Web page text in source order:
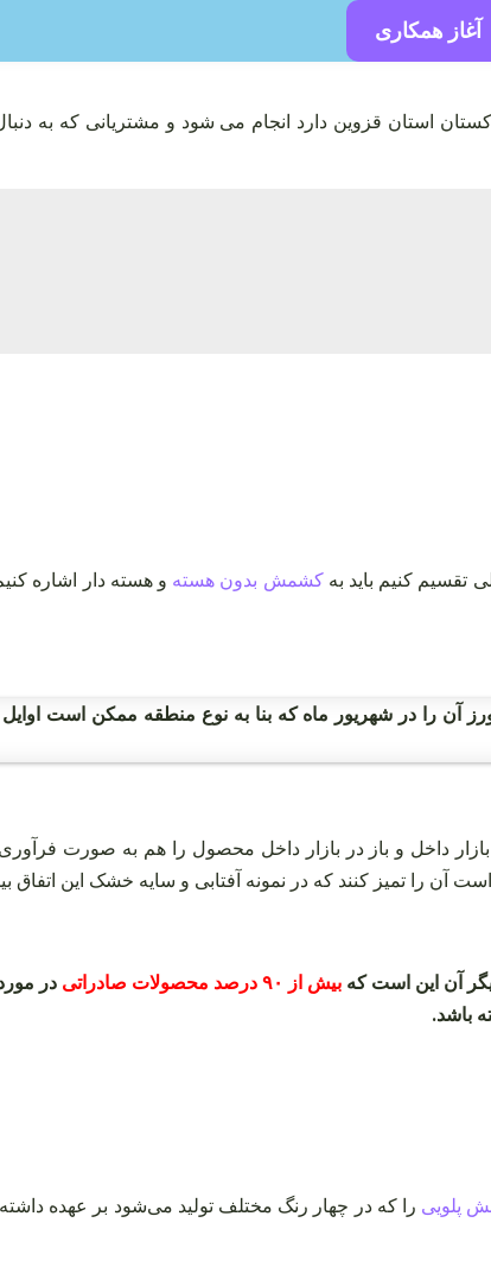
آغاز همکاری
استان قزوین دارد انجام می شود و مشتریانی که به
تقسیم کنیم باید بهکشمش بدون هسته و هسته دار اشاره
آن را در شهریور ماه که بنا به نوع منطقه ممکن است اوایل
داخل و باز در بازار داخل محصول را هم به صورت
را تمیز کنند که در نمونه آفتابی و سایه خشک این اتفاق
آن این است که بیش از ۹۰ درصد محصولات صادراتی
در
باشد.
پلویی را که در چهار رنگ مختلف تولید می‌شود بر عهده